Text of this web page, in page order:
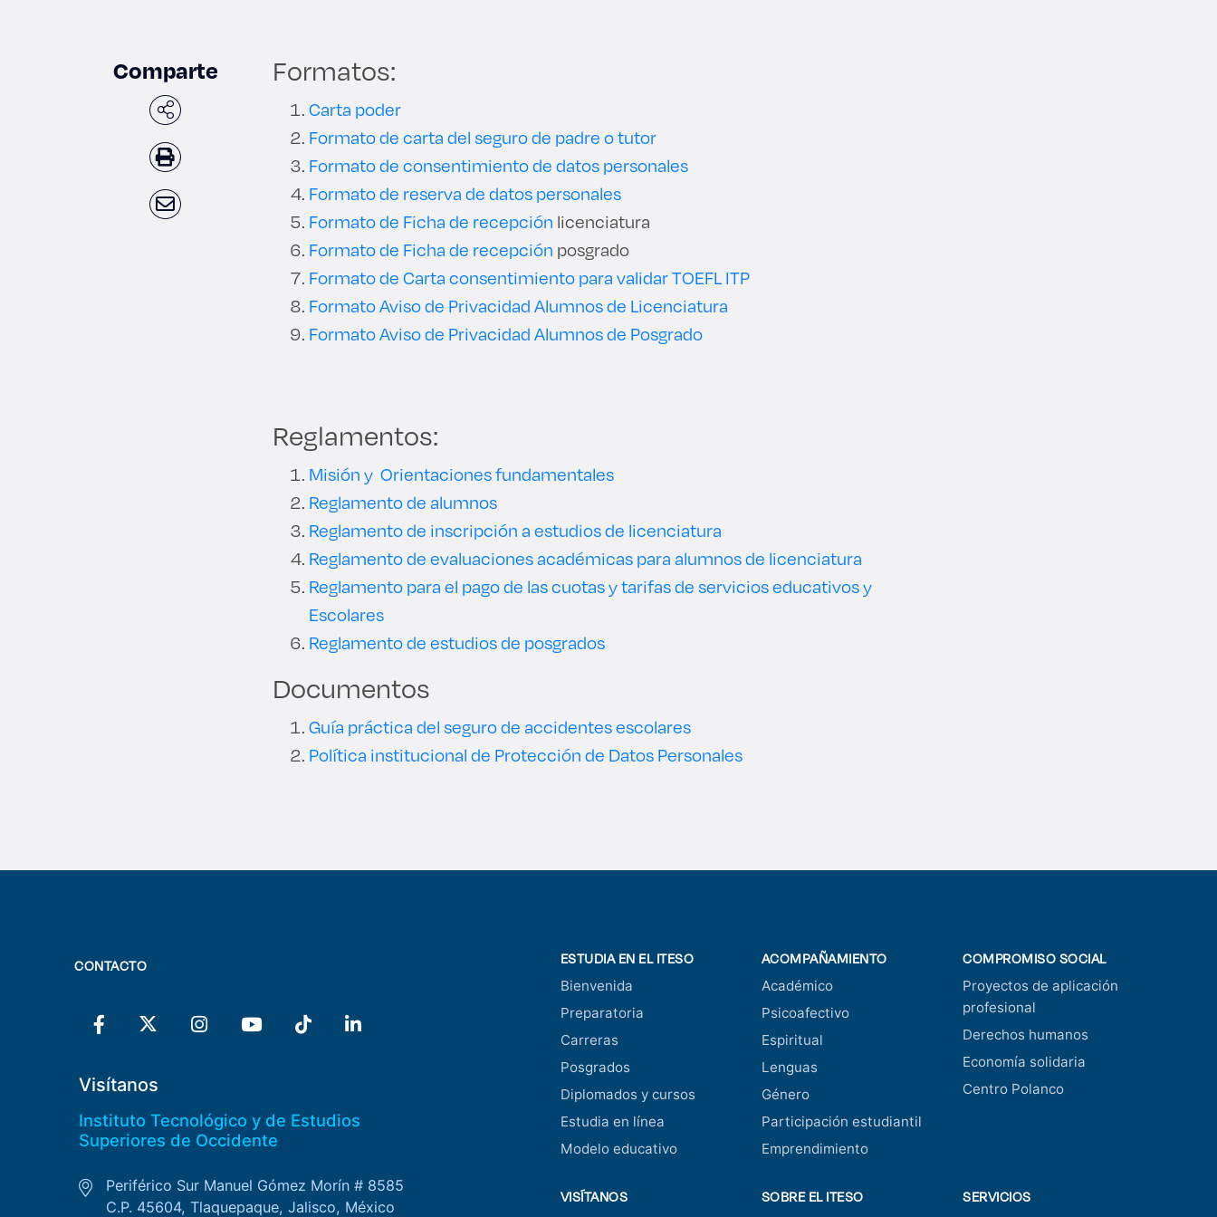
Comparte Formatos:
Carta poder
Formato de carta del seguro de padre o tutor
Formato de consentimiento de datos personales
Formato de reserva de datos personales
Formato de Ficha de recepción licenciatura
Formato de Ficha de recepción posgrado
Formato de Carta consentimiento para validar TOEFL ITP
Formato Aviso de Privacidad Alumnos de Licenciatura
Formato Aviso de Privacidad Alumnos de Posgrado
Reglamentos:
Misión y Orientaciones fundamentales
Reglamento de alumnos
Reglamento de inscripción a estudios de licenciatura
Reglamento de evaluaciones académicas para alumnos de licenciatura
Reglamento para el pago de las cuotas y tarifas de servicios educativos y
Escolares
Reglamento de estudios de posgrados
Documentos
Guía práctica del seguro de accidentes escolares
Política institucional de Protección de Datos Personales
CONTACTO
Visítanos
Instituto Tecnológico y de Estudios
Superiores de Occidente
Periférico Sur Manuel Gómez Morín # 8585
C.P. 45604, Tlaquepaque, Jalisco, México
ESTUDIA EN EL ITESO
Bienvenida
Preparatoria
Carreras
Posgrados
Diplomados y cursos
Estudia en línea
Modelo educativo
ACOMPAÑAMIENTO
Académico
Psicoafectivo
Espiritual
Lenguas
Género
Participación estudiantil
Emprendimiento
COMPROMISO SOCIAL
Proyectos de aplicación
profesional
Derechos humanos
Economía solidaria
Centro Polanco
VISÍTANOS SOBRE EL ITESO SERVICIOS